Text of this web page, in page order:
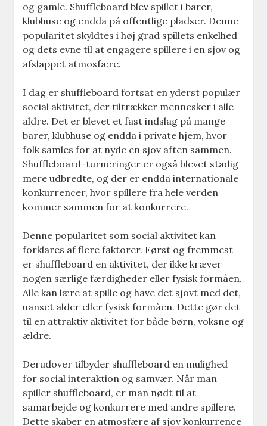
og gamle. Shuffleboard blev spillet i barer,
klubhuse og endda på offentlige pladser. Denne
popularitet skyldtes i høj grad spillets enkelhed
og dets evne til at engagere spillere i en sjov og
afslappet atmosfære.
I dag er shuffleboard fortsat en yderst populær
social aktivitet, der tiltrækker mennesker i alle
aldre. Det er blevet et fast indslag på mange
barer, klubhuse og endda i private hjem, hvor
folk samles for at nyde en sjov aften sammen.
Shuffleboard-turneringer er også blevet stadig
mere udbredte, og der er endda internationale
konkurrencer, hvor spillere fra hele verden
kommer sammen for at konkurrere.
Denne popularitet som social aktivitet kan
forklares af flere faktorer. Først og fremmest
er shuffleboard en aktivitet, der ikke kræver
nogen særlige færdigheder eller fysisk formåen.
Alle kan lære at spille og have det sjovt med det,
uanset alder eller fysisk formåen. Dette gør det
til en attraktiv aktivitet for både børn, voksne og
ældre.
Derudover tilbyder shuffleboard en mulighed
for social interaktion og samvær. Når man
spiller shuffleboard, er man nødt til at
samarbejde og konkurrere med andre spillere.
Dette skaber en atmosfære af sjov konkurrence